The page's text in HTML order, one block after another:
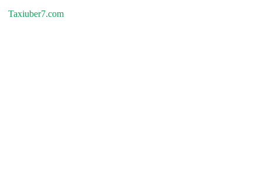
Taxiuber7.com